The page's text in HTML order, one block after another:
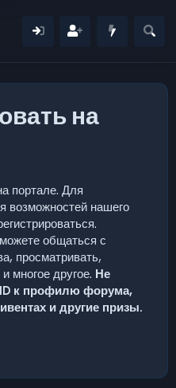
на
портале. Для
возможностей нашего
общаться с
просматривать,
многое другое. Не
к профилю форума,
и другие призы.